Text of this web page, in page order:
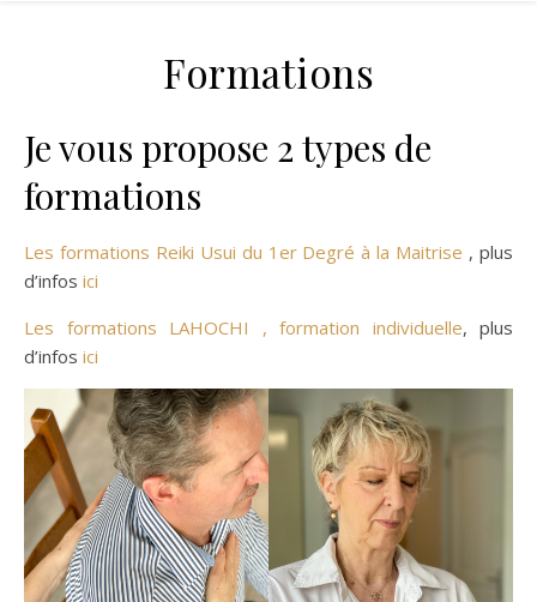
Formations
Je vous propose 2 types de
formations
Les formations Reiki Usui du 1er Degré à la Maitrise , plus
d’infos ici
Les formations LAHOCHI , formation individuelle, plus
d’infos ici